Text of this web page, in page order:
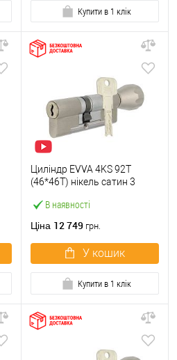
Купити в 1 клік
В наявності
Циліндр EVVA 4KS 92T
(46*46T) нікель сатин 3
Ціна 12 749 грн.
У кошик
Купити в 1 клік